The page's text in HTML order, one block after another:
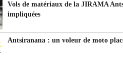
Vols de matériaux de la JIRAMA
impliquées
Antsiranana : un voleur de moto